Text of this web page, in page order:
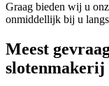
Graag bieden wij u
onmiddellijk bij u
Meest
slotenmakerij